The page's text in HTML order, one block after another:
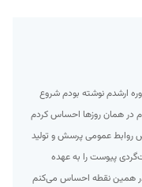
ارشدم نوشته بودم شروع
بودم در همان روزها احساس کردم
از دی ۹۸ با کار در آژانس روابط عمومی پرسش و تولید
پیوست را به عهده
و در همین نقطه احساس می‌کنم